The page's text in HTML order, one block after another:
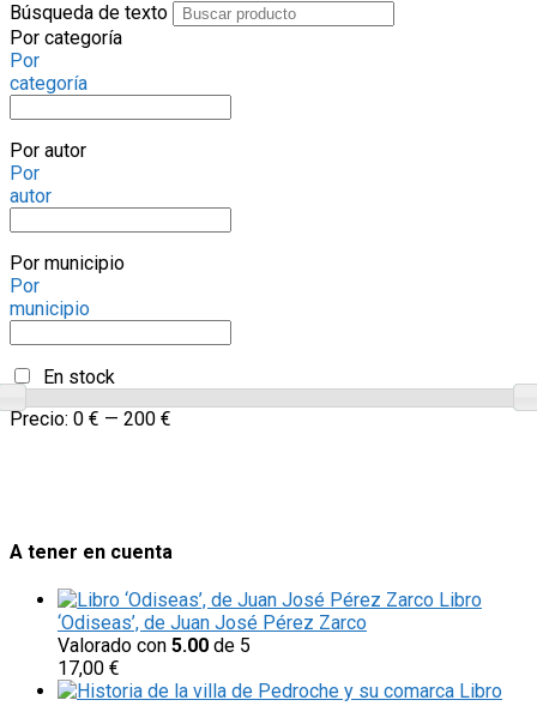
Búsqueda de texto
Por categoría
Por
categoría
Por autor
Por
autor
Por municipio
Por
municipio
En stock
Precio: 0 € — 200 €
A tener en cuenta
Libro
‘Odiseas’, de Juan José Pérez Zarco
Valorado con 5.00 de 5
17,00 €
Libro